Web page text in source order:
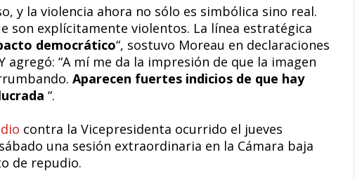
y la violencia ahora no sólo es simbólica sino real.
son explícitamente violentos. La línea estratégica
democrático“, sostuvo Moreau en declaraciones
agregó: “A mí me da la impresión de que la imagen
Aparecen fuertes indicios de que hay
“.
contra la Vicepresidenta ocurrido el jueves
una sesión extraordinaria en la Cámara baja
de repudio.